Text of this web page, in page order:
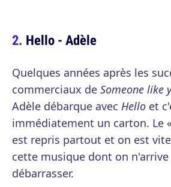
Hello - Adèle
Quelques années après les
commerciaux de Someone like
Adèle débarque avec Hello et
immédiatement un carton. Le
est repris partout et on est
cette musique dont on n'arrive
débarrasser.